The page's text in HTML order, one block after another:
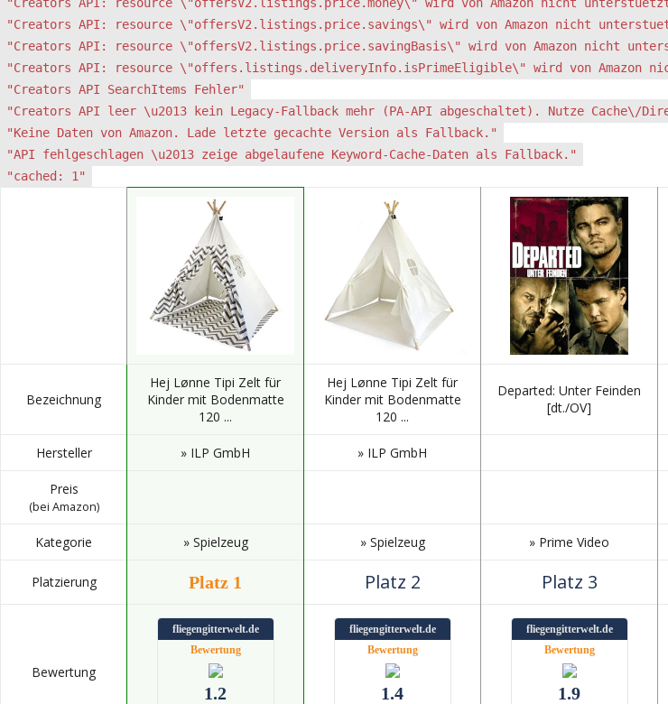
"Creators API: resource \"offersV2.listings.price.savings\" wird von Amazon nicht
"Creators API: resource \"offersV2.listings.price.savingBasis\" wird von Amazon nicht
"Creators API: resource \"offers.listings.deliveryInfo.isPrimeEligible\" wird von Amazon
"Creators API SearchItems Fehler"
"Creators API leer \u2013 kein Legacy-Fallback mehr (PA-API abgeschaltet). Nutze Cache\/
"Keine Daten von Amazon. Lade letzte gecachte Version als Fallback."
"API fehlgeschlagen \u2013 zeige abgelaufene Keyword-Cache-Daten als Fallback."
"cached: 1"
Bezeichnung
Hej Lønne Tipi Zelt für
Kinder mit Bodenmatte
120 ...
Hej Lønne Tipi Zelt für
Kinder mit Bodenmatte
120 ...
Departed: Unter Feinden
[dt./OV]
Hersteller » ILP GmbH » ILP GmbH
Preis
(bei Amazon)
Kategorie » Spielzeug » Spielzeug » Prime Video
Platzierung Platz 1 Platz 2 Platz 3
Bewertung
fliegengitterwelt.de
Bewertung
1.2
fliegengitterwelt.de
Bewertung
1.4
fliegengitterwelt.de
Bewertung
1.9